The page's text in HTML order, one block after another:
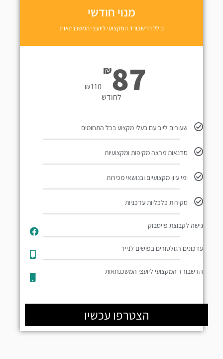
מנוי חודשי
כולל הדשבורד המקצועי ליועצי המשכנתאות
₪110
₪87לחודש
שעורים לייב עם בעלי מקצוע בכל התחומים
סדנאות מרצה מקיפות ומקצועיות
ימי עיון מקצועיים ובנושאי מכירות
סקירות כלכליות עדכניות
גישה לקבוצת פייסבוק
עדכונים רגולטורים בפושים לנייד​
הדשבורד המקצועי ליועצי המשכנתאות
הצטרפו עכשיו